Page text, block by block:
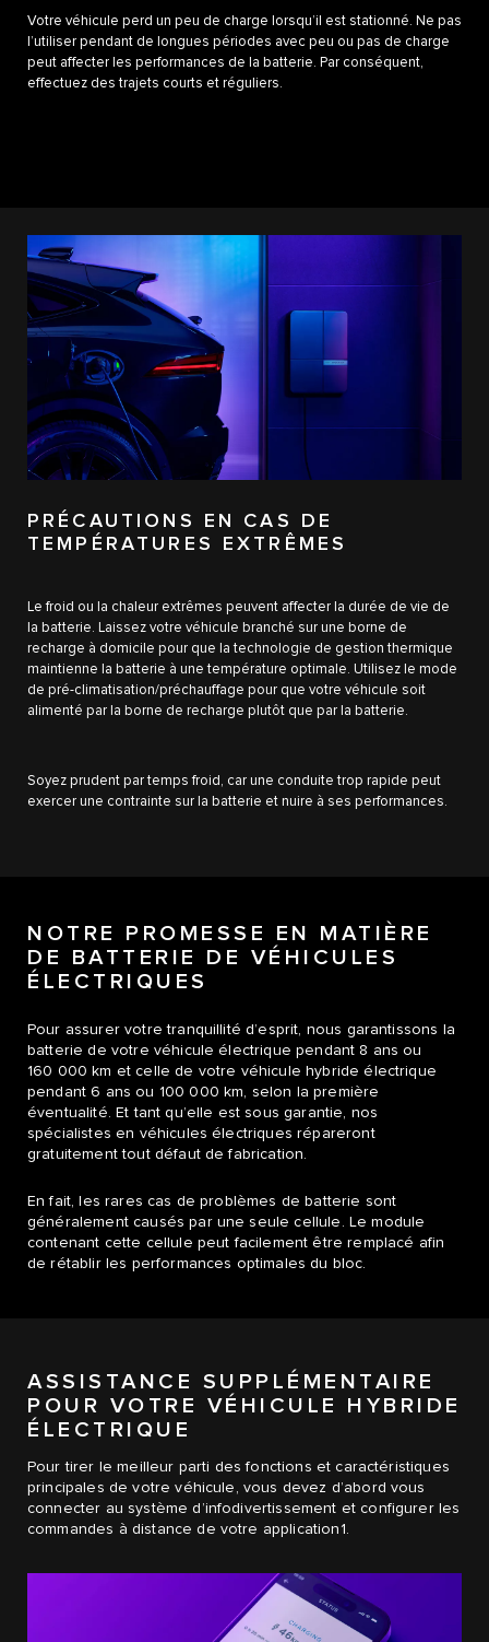
Votre véhicule perd un peu de charge lorsqu’il est stationné. Ne pas
l’utiliser pendant de longues périodes avec peu ou pas de charge
peut affecter les performances de la batterie. Par conséquent,
effectuez des trajets courts et réguliers.
PRÉCAUTIONS EN CAS DE
TEMPÉRATURES EXTRÊMES
Le froid ou la chaleur extrêmes peuvent affecter la durée de vie de
la batterie. Laissez votre véhicule branché sur une borne de
recharge à domicile pour que la technologie de gestion thermique
maintienne la batterie à une température optimale. Utilisez le mode
de pré-climatisation/préchauffage pour que votre véhicule soit
alimenté par la borne de recharge plutôt que par la batterie.
Soyez prudent par temps froid, car une conduite trop rapide peut
exercer une contrainte sur la batterie et nuire à ses performances.
NOTRE PROMESSE EN MATIÈRE
DE BATTERIE DE VÉHICULES
ÉLECTRIQUES
Pour assurer votre tranquillité d’esprit, nous garantissons la
batterie de votre véhicule électrique pendant 8 ans ou
160 000 km et celle de votre véhicule hybride électrique
pendant 6 ans ou 100 000 km, selon la première
éventualité. Et tant qu’elle est sous garantie, nos
spécialistes en véhicules électriques répareront
gratuitement tout défaut de fabrication.
En fait, les rares cas de problèmes de batterie sont
généralement causés par une seule cellule. Le module
contenant cette cellule peut facilement être remplacé afin
de rétablir les performances optimales du bloc.
ASSISTANCE SUPPLÉMENTAIRE
POUR VOTRE VÉHICULE HYBRIDE
ÉLECTRIQUE
Pour tirer le meilleur parti des fonctions et caractéristiques
principales de votre véhicule, vous devez d’abord vous
connecter au système d’infodivertissement et configurer les
commandes à distance de votre application1.